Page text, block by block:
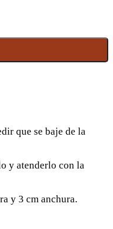
que se baje de la
y atenderlo con la
y 3 cm anchura.